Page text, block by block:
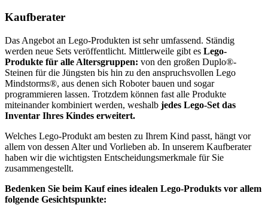
Kaufberater
Das Angebot an Lego-Produkten ist sehr umfassend. Ständig
werden neue Sets veröffentlicht. Mittlerweile gibt es Lego-
Produkte für alle Altersgruppen: von den großen Duplo®-
Steinen für die Jüngsten bis hin zu den anspruchsvollen Lego
Mindstorms®, aus denen sich Roboter bauen und sogar
programmieren lassen. Trotzdem können fast alle Produkte
miteinander kombiniert werden, weshalb jedes Lego-Set das
Inventar Ihres Kindes erweitert.
Welches Lego-Produkt am besten zu Ihrem Kind passt, hängt vor
allem von dessen Alter und Vorlieben ab. In unserem Kaufberater
haben wir die wichtigsten Entscheidungsmerkmale für Sie
zusammengestellt.
Bedenken Sie beim Kauf eines idealen Lego-Produkts vor allem
folgende Gesichtspunkte: